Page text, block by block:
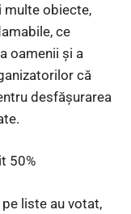
multe obiecte,
ce
oamenii și a
că
desfășurarea
50%
liste au votat,